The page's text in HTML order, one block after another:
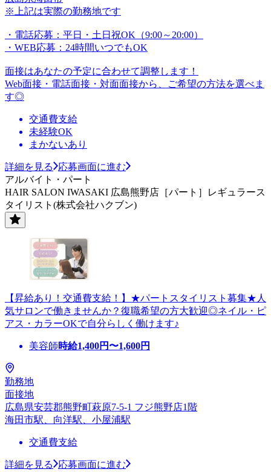
※上記は実際の勤務地です
・電話応募：平日・土日祝OK（9:00～20:00）
・WEB応募：24時間いつでもOK
面接はあなたの予定に合わせて調整します！
Web面接・電話面接・対面面接から、ご希望の方法を選べま
す◎
交通費支給
未経験OK
まかないあり
詳細を見る
応募画面に進む
アルバイト・パート
HAIR SALON IWASAKI 広島熊野店［パート］レギュラース
タイリスト(株式会社ハクブン)
【昇給あり！交通費支給！】★パートスタイリスト募集★人
気サロンで働きませんか？復職希望の方大歓迎◎ネイル・ピ
アス・カラーOKで自分らしく働けます♪
美容師時給1,400円〜1,600円
勤務地
面接地
広島県安芸郡熊野町萩原7-5-1 フジ熊野店1階
海田市駅、向洋駅、小屋浦駅
交通費支給
詳細を見る
応募画面に進む